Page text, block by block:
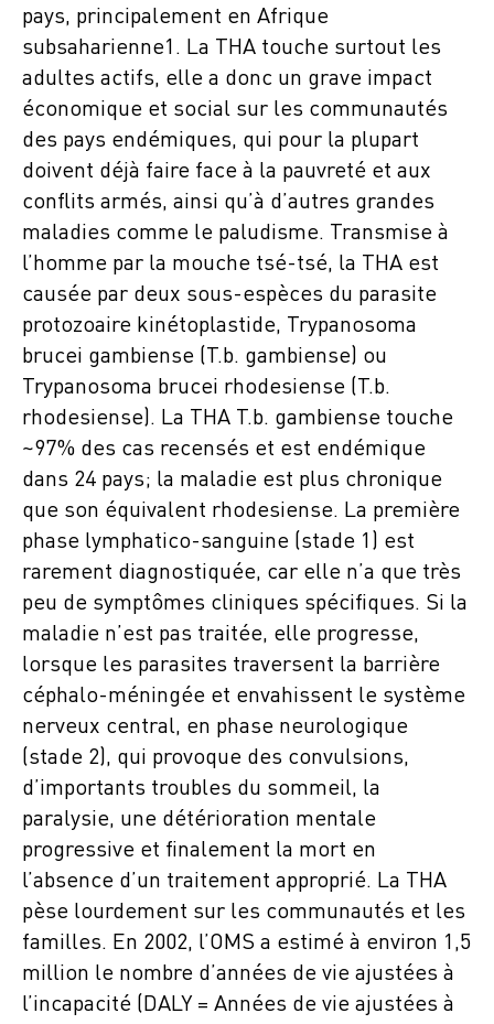
pays, principalement en Afrique
subsaharienne1. La THA touche surtout les
adultes actifs, elle a donc un grave impact
économique et social sur les communautés
des pays endémiques, qui pour la plupart
doivent déjà faire face à la pauvreté et aux
conflits armés, ainsi qu’à d’autres grandes
maladies comme le paludisme. Transmise à
l’homme par la mouche tsé-tsé, la THA est
causée par deux sous-espèces du parasite
protozoaire kinétoplastide, Trypanosoma
brucei gambiense (T.b. gambiense) ou
Trypanosoma brucei rhodesiense (T.b.
rhodesiense). La THA T.b. gambiense touche
~97% des cas recensés et est endémique
dans 24 pays; la maladie est plus chronique
que son équivalent rhodesiense. La première
phase lymphatico-sanguine (stade 1) est
rarement diagnostiquée, car elle n’a que très
peu de symptômes cliniques spécifiques. Si la
maladie n’est pas traitée, elle progresse,
lorsque les parasites traversent la barrière
céphalo-méningée et envahissent le système
nerveux central, en phase neurologique
(stade 2), qui provoque des convulsions,
d’importants troubles du sommeil, la
paralysie, une détérioration mentale
progressive et finalement la mort en
l’absence d’un traitement approprié. La THA
pèse lourdement sur les communautés et les
familles. En 2002, l’OMS a estimé à environ 1,5
million le nombre d’années de vie ajustées à
l’incapacité (DALY = Années de vie ajustées à